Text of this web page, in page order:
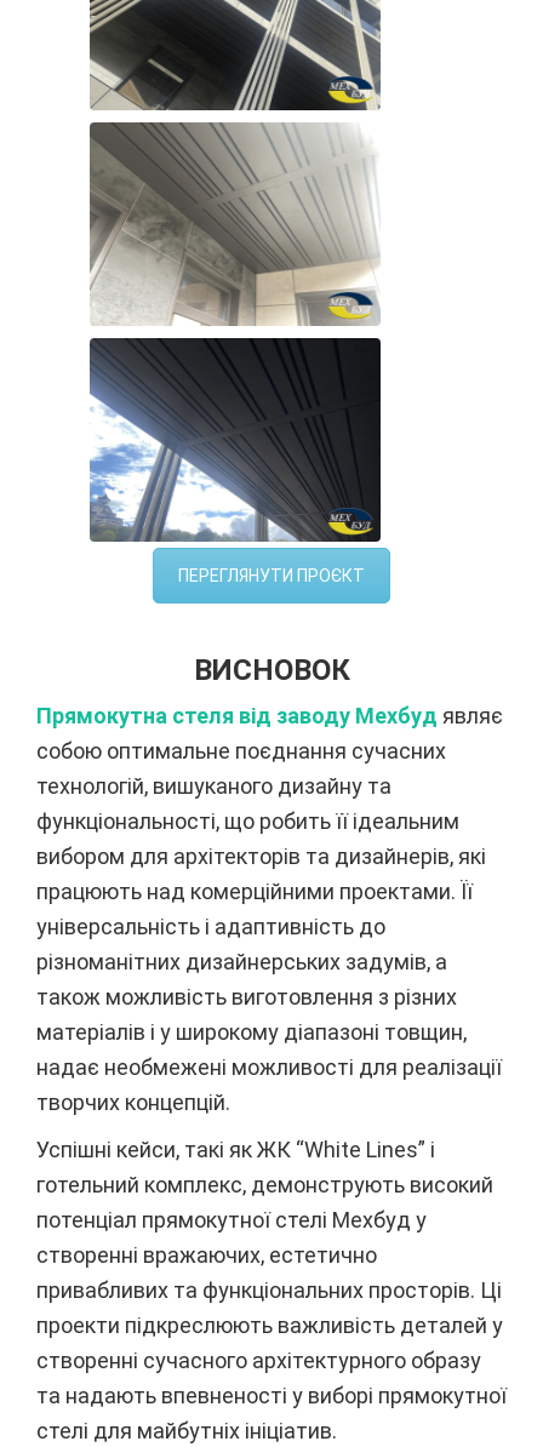
ПЕРЕГЛЯНУТИ ПРОЄКТ
ВИСНОВОК
Прямокутна стеля від заводу Мехбуд являє
собою оптимальне поєднання сучасних
технологій, вишуканого дизайну та
функціональності, що робить її ідеальним
вибором для архітекторів та дизайнерів, які
працюють над комерційними проектами. Її
універсальність і адаптивність до
різноманітних дизайнерських задумів, а
також можливість виготовлення з різних
матеріалів і у широкому діапазоні товщин,
надає необмежені можливості для реалізації
творчих концепцій.
Успішні кейси, такі як ЖК “White Lines” і
готельний комплекс, демонструють високий
потенціал прямокутної стелі Мехбуд у
створенні вражаючих, естетично
привабливих та функціональних просторів. Ці
проекти підкреслюють важливість деталей у
створенні сучасного архітектурного образу
та надають впевненості у виборі прямокутної
стелі для майбутніх ініціатив.